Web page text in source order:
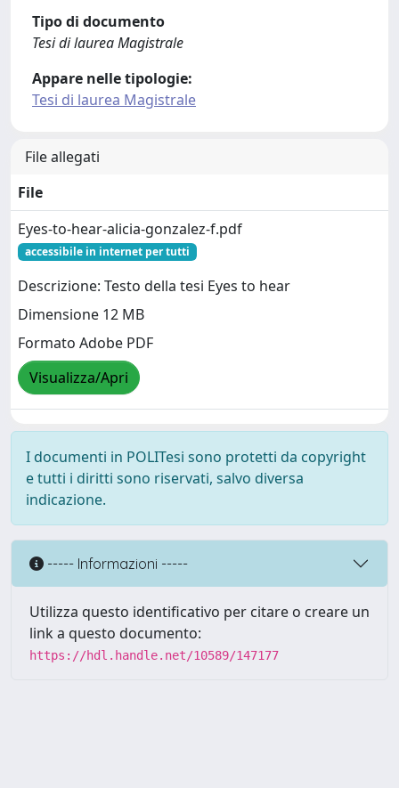
Tipo di documento
Tesi di laurea Magistrale
Appare nelle tipologie:
Tesi di laurea Magistrale
File allegati
File
Eyes-to-hear-alicia-gonzalez-f.pdf
accessibile in internet per tutti
Descrizione: Testo della tesi Eyes to hear
Dimensione 12 MB
Formato Adobe PDF
Visualizza/Apri
I documenti in POLITesi sono protetti da copyright
e tutti i diritti sono riservati, salvo diversa
indicazione.
----- Informazioni -----
Utilizza questo identificativo per citare o creare un
link a questo documento:
https://hdl.handle.net/10589/147177